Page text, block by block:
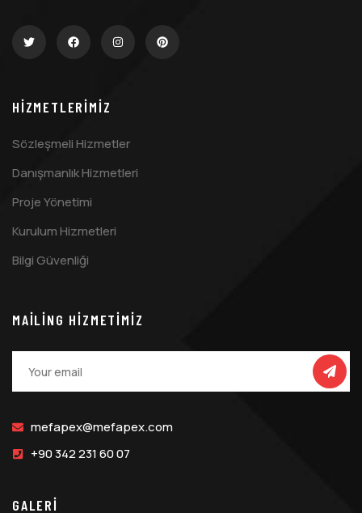
HIZMETLERIMIZ
Sözleşmeli Hizmetler
Danışmanlık Hizmetleri
Proje Yönetimi
Kurulum Hizmetleri
Bilgi Güvenliği
MAILING HIZMETIMIZ
mefapex@mefapex.com
+90 342 231 60 07
GALERİ